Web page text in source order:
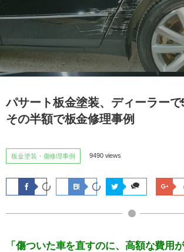
パサート板金塗装、ディーラーで
その半額で板金修理事例
板金塗装・傷修理事例 9490 views
「傷ついた車を直すのに、高額な費用